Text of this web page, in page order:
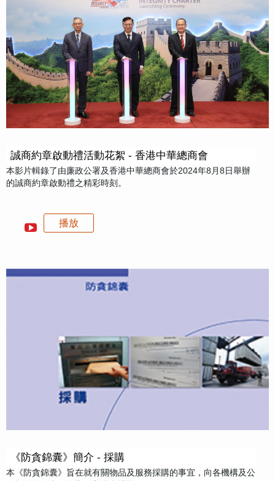
誠商約章啟動禮活動花絮 - 香港中華總商會
本影片輯錄了由廉政公署及香港中華總商會於2024年8月8日舉辦
的誠商約章啟動禮之精彩時刻。
播放
《防貪錦囊》簡介 - 採購
本《防貪錦囊》旨在就有關物品及服務採購的事宜，向各機構及公